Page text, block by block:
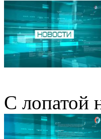
С лопатой